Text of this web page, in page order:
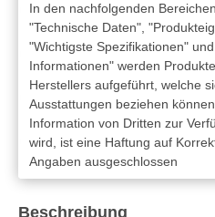
In den nachfolgenden
"Technische Daten",
"Wichtigste Spezifikationen"
Informationen" werden
Herstellers aufgeführt, welche
Ausstattungen beziehen
Information von Dritten zur
wird, ist eine Haftung auf
Angaben ausgeschlossen
Beschreibung